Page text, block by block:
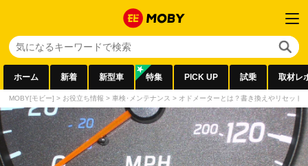
ホーム 新着 新型車 特集 PICK UP 試乗 取材レ
MOBY[モビー] > お役立ち情報 > 車検･メンテナンス > オドメーターとは？書き換えやリセット